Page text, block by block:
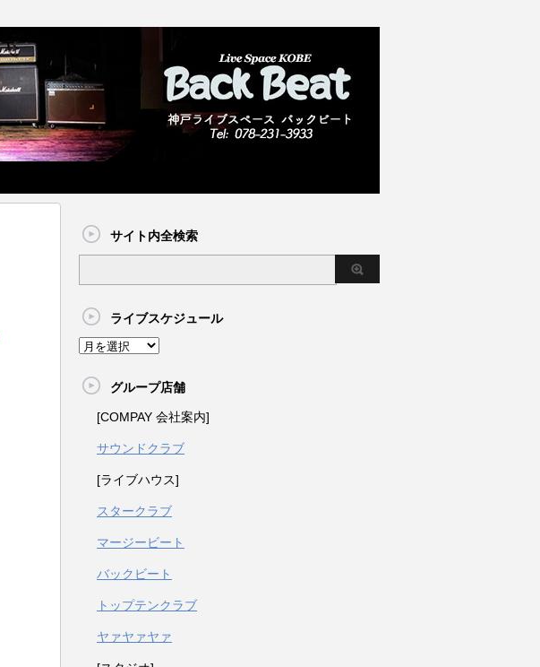
サイト内全検索
ライブスケジュール
グループ店舗
[COMPAY 会社案内]
サウンドクラブ
[ライブハウス]
スタークラブ
マージービート
バックビート
トップテンクラブ
ヤァヤァヤァ